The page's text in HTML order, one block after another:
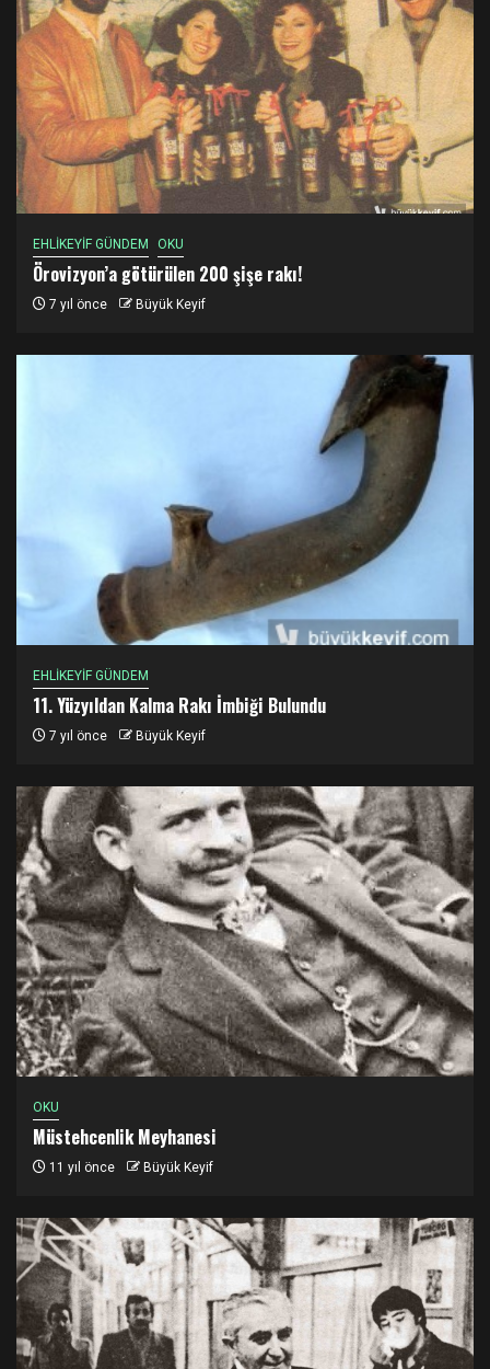
EHLİKEYİF GÜNDEM OKU
Örovizyon’a götürülen 200 şişe rakı!
7 yıl önce Büyük Keyif
EHLİKEYİF GÜNDEM
11. Yüzyıldan Kalma Rakı İmbiği Bulundu
7 yıl önce Büyük Keyif
OKU
Müstehcenlik Meyhanesi
11 yıl önce Büyük Keyif